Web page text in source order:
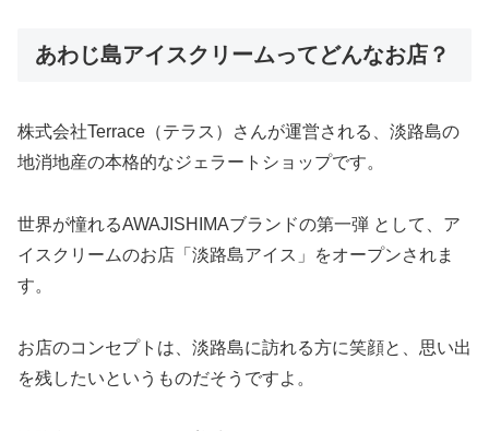
あわじ島アイスクリームってどんなお店？
株式会社Terrace（テラス）さんが運営される、淡路島の
地消地産の本格的なジェラートショップです。
世界が憧れるAWAJISHIMAブランドの第一弾 として、ア
イスクリームのお店「淡路島アイス」をオープンされま
す。
お店のコンセプトは、淡路島に訪れる方に笑顔と、思い出
を残したいというものだそうですよ。